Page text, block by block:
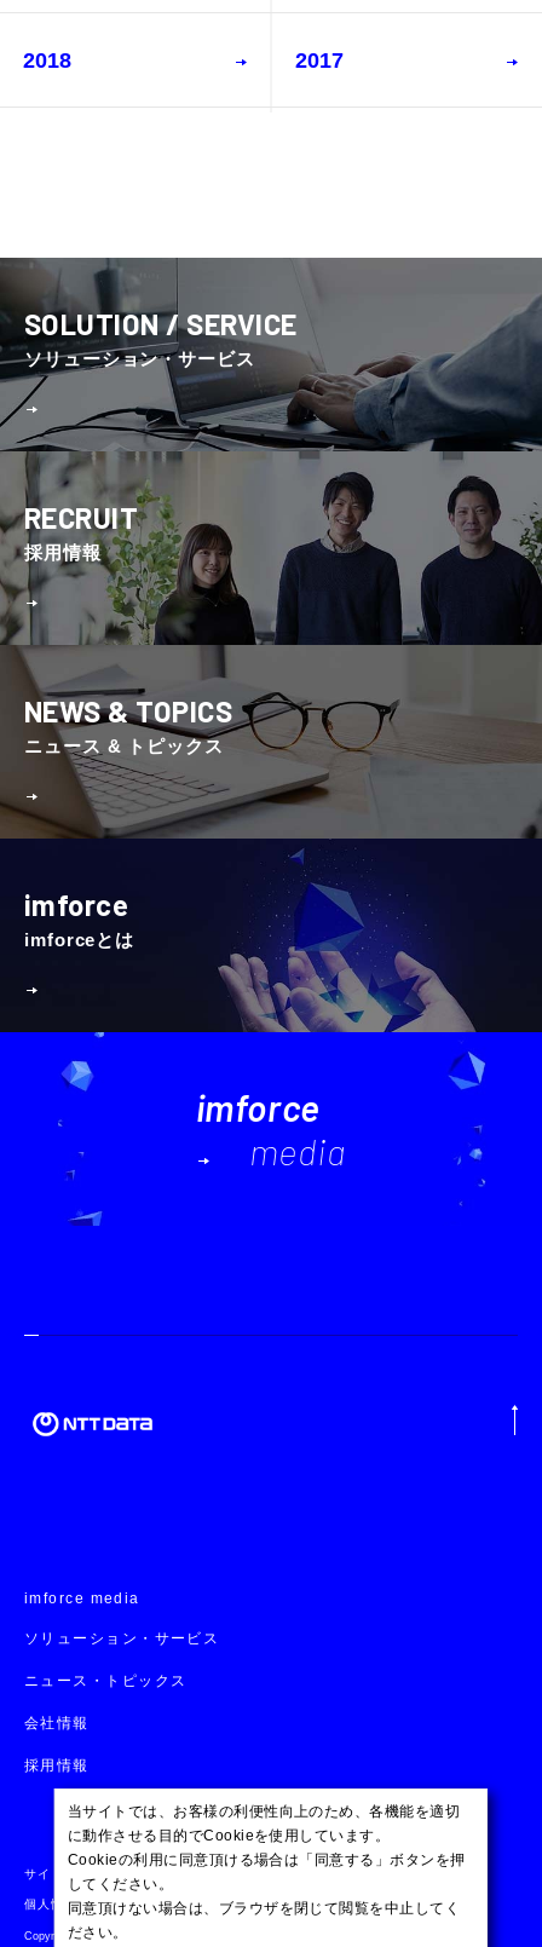
2018 2017
SOLUTION / SERVICE
ソリューション・サービス
RECRUIT
採⽤情報
NEWS & TOPICS
ニュース & トピックス
imforce
imforceとは
imforce
media
imforce media
ソリューション・サービス
ニュース・トピックス
会社情報
採用情報
サイトマップ
個人情報の取り扱い ISOへの取り組み セキュリティポリシー
Copyright © NTT DATA BUSINESS SYSTEMS Corporation
当サイトでは、お客様の利便性向上のため、各機能を適切
に動作させる目的でCookieを使用しています。
Cookieの利用に同意頂ける場合は「同意する」ボタンを押
してください。
同意頂けない場合は、ブラウザを閉じて閲覧を中止してく
ださい。